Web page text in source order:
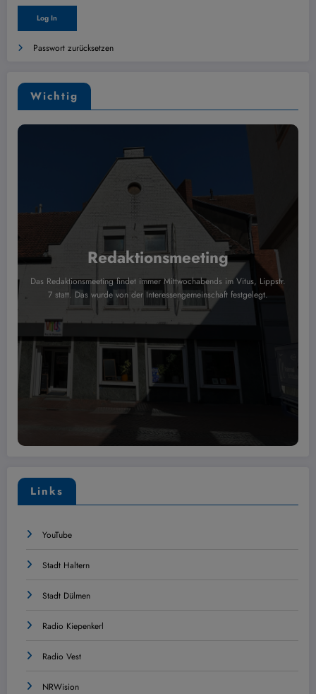
Passwort zurücksetzen
Wichtig
Redaktionsmeeting
Das Redaktionsmeeting findet immer Mittwochabends im Vitus, Lippstr.
7 statt. Das wurde von der Interessengemeinschaft festgelegt.
Links
YouTube
Stadt Haltern
Stadt Dülmen
Radio Kiepenkerl
Radio Vest
NRWision